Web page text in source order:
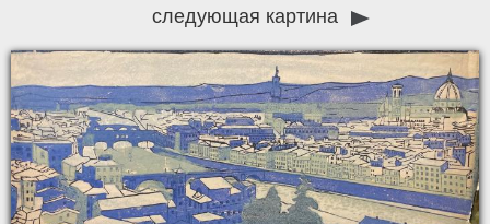
следующая картина